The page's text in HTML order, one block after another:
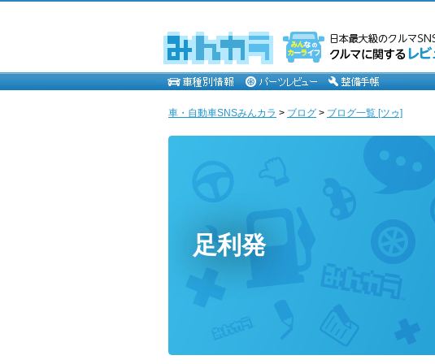
車・自動車SNSみんカラ > ブログ > ブログ一覧 [ツゥ]
足利発